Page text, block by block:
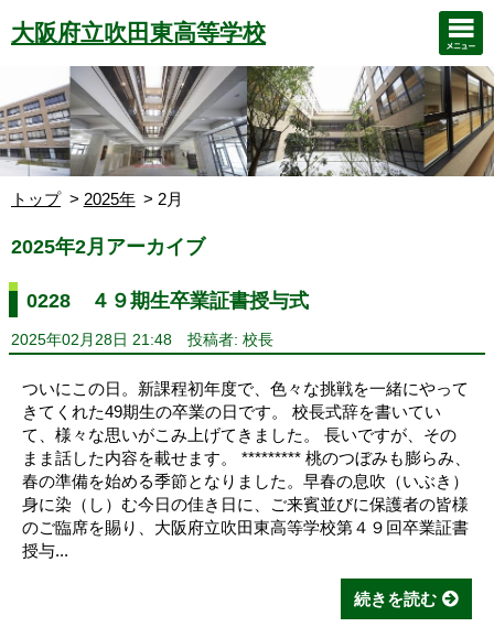
大阪府立吹田東高等学校
トップ 2025年 2月
2025年2月アーカイブ
0228 ４９期生卒業証書授与式
2025年02月28日 21:48 投稿者: 校長
ついにこの日。新課程初年度で、色々な挑戦を一緒にやって
きてくれた49期生の卒業の日です。 校長式辞を書いてい
て、様々な思いがこみ上げてきました。 長いですが、その
まま話した内容を載せます。 ********* 桃のつぼみも膨らみ、
春の準備を始める季節となりました。早春の息吹（いぶき）
身に染（し）む今日の佳き日に、ご来賓並びに保護者の皆様
のご臨席を賜り、大阪府立吹田東高等学校第４９回卒業証書
授与...
続きを読む